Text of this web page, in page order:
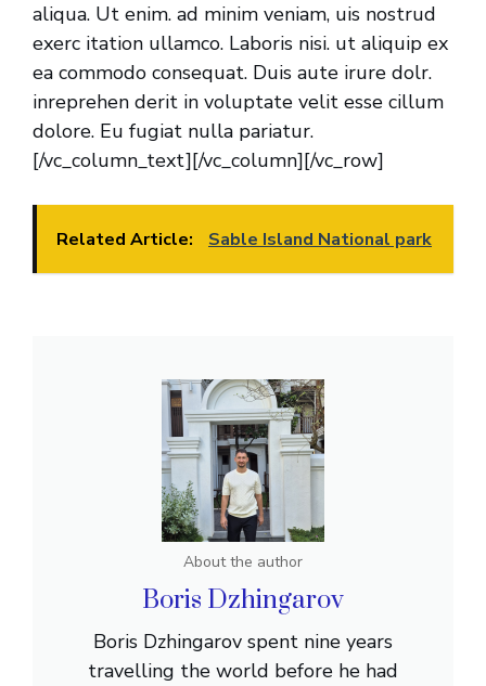
aliqua. Ut enim. ad minim veniam, uis nostrud
exerc itation ullamco. Laboris nisi. ut aliquip ex
ea commodo consequat. Duis aute irure dolr.
inreprehen derit in voluptate velit esse cillum
dolore. Eu fugiat nulla pariatur.
[/vc_column_text][/vc_column][/vc_row]
Related Article: Sable Island National park
About the author
Boris Dzhingarov
Boris Dzhingarov spent nine years
travelling the world before he had